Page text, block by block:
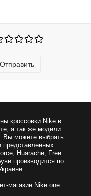
Отправить
кроссовки Nikeв
а так же модели
Вы можете выбрать
представленных
Huarache, Free
производится по
магазин Nike one